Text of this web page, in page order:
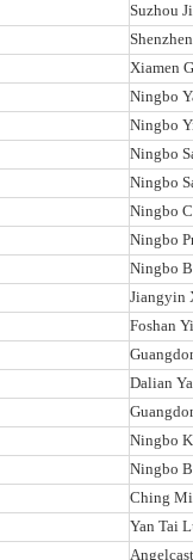
Suzhou
Xiamen
Ningbo
Ningbo
Ningbo
Ningbo
Ningbo
Ningbo
Ningbo
Jiangyin
Foshan
Dalian
Ningbo
Ningbo
Ching
Yan Tai